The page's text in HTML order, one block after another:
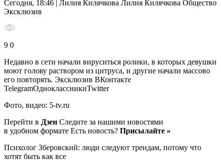
Сегодня, 18:46 | Лилия Килячкова Лилия Килячкова Общество
Эксклюзив
9 0
Недавно в сети начали вируситься ролики, в которых девушки
моют голову раствором из цитруса, и другие начали массово
его повторять. Эксклюзив ВКонтакте
TelegramОдноклассникиTwitter
Фото, видео: 5-tv.ru
Перейти в Дзен Следите за нашими новостями
в удобном формате Есть новость? Присылайте »
Психолог Зберовский: люди следуют трендам, потому что
хотят быть как все